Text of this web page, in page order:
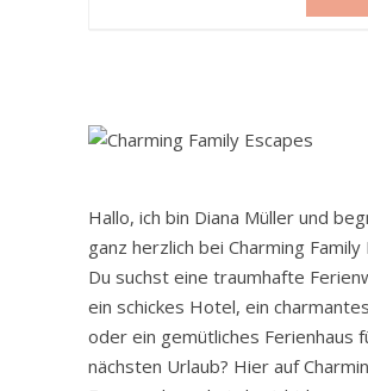
Hallo, ich bin Diana Müller und
ganz herzlich bei Charming Family
Du suchst eine traumhafte
ein schickes Hotel, ein
oder ein gemütliches Ferienhaus
nächsten Urlaub? Hier auf